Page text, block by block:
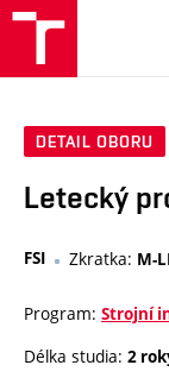
DETAIL OBORU
Letecký
FSI Zkratka: M-
Program: Strojní
Délka studia: 2